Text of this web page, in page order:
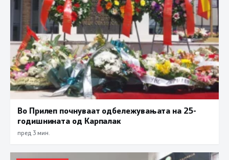
Во Прилеп почнуваат одбележувањата на 25-
годишнината од Карпалак
пред 3 мин.